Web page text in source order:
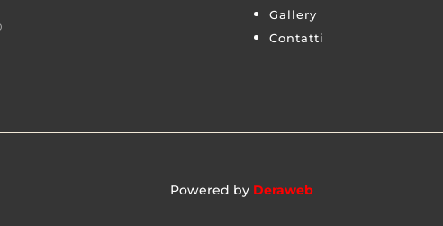
Gallery
Contatti
Powered by Deraweb